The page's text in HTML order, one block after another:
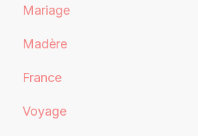
Mariage
Madère
France
Voyage